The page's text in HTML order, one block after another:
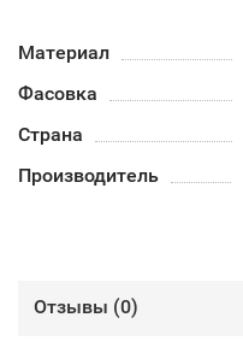
Материал
Фасовка
Страна
Производитель
Отзывы (0)